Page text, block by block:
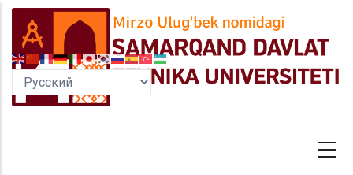
Перейти
основному
содержанию